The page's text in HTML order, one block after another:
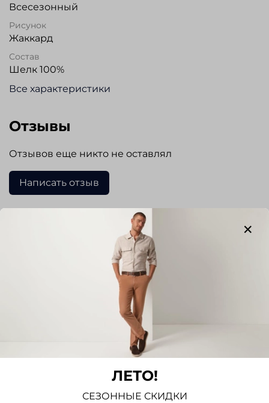
Всесезонный
Рисунок
Жаккард
Состав
Шелк 100%
Все характеристики
Отзывы
Отзывов еще никто не оставлял
Написать отзыв
ЛЕТО!
СЕЗОННЫЕ СКИДКИ